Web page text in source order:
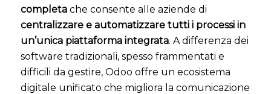
completache consente alle aziende di
centralizzare e automatizzare tutti i processi in
un’unica piattaforma integrata. A differenza dei
software tradizionali, spesso frammentati e
difficili da gestire, Odoo offre un ecosistema
digitale unificato che migliora la comunicazione